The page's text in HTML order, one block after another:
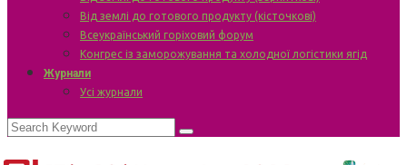
Від землі до готового продукту (кісточкові)
Всеукраїнський горіховий форум
Конгрес із заморожування та холодної логістики ягід
Журнали
Усі журнали